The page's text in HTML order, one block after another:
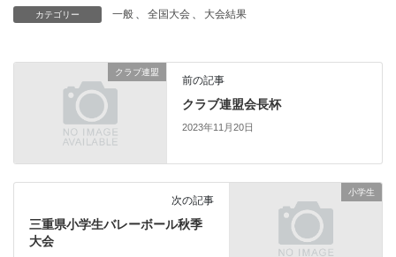
カテゴリー 一般 全国大会 大会結果
クラブ連盟
前の記事
クラブ連盟会長杯
2023年11月20日
小学生
次の記事
三重県小学生バレーボール秋季
大会